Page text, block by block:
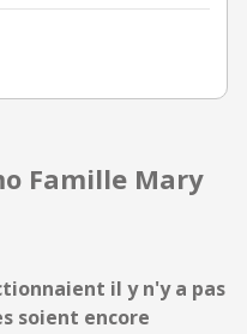
Famille Mary
il y n'y a pas
soient encore